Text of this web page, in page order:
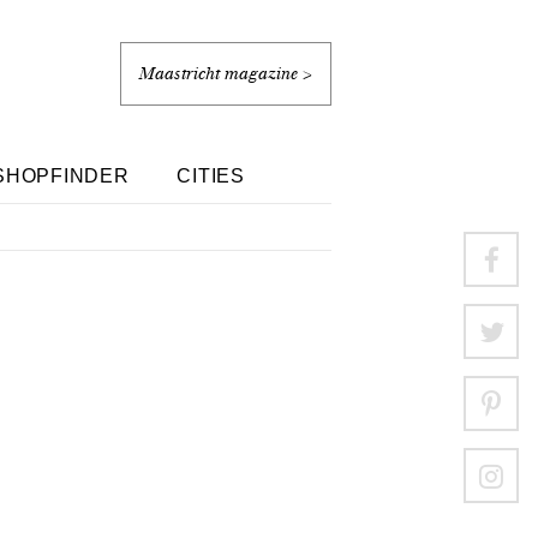
Maastricht magazine >
CITIES